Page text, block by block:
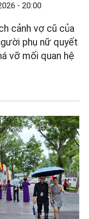
- 20:00
cảnh vợ cũ của
phụ nữ quyết
vỡ mối quan hệ